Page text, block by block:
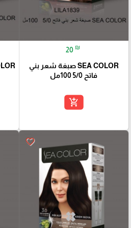
20 ₪
SEA COLOR صبغة شعر بني
فاتح 5/0 100مل
add_shopping_cart
favorite_border